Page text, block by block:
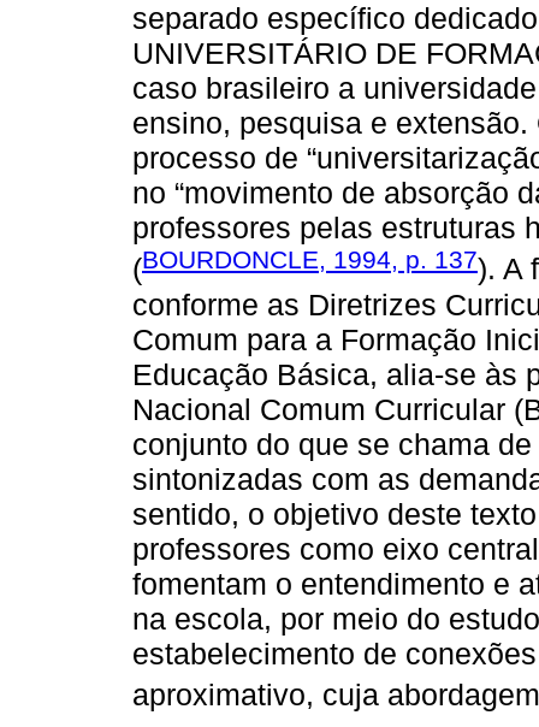
separado específico
UNIVERSITÁRIO DE
caso brasileiro a
ensino, pesquisa e
processo de
no “movimento de absorção
professores pelas estruturas
(BOURDONCLE, 1994, p. 137). A
conforme as Diretrizes
Comum para a Formação
Educação Básica, alia-se às
Nacional Comum Curricular
conjunto do que se chama
sintonizadas com as
sentido, o objetivo deste
professores como eixo
fomentam o entendimento e
na escola, por meio do
estabelecimento de
aproximativo, cuja